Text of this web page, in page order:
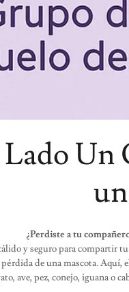
¿Perdiste a tu
y seguro para compartir
de una mascota.
ave, pez, conejo, iguana o